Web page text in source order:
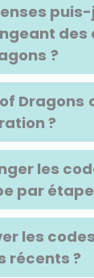
des
?
Dragons
?
les
par étape
les codes
récents ?